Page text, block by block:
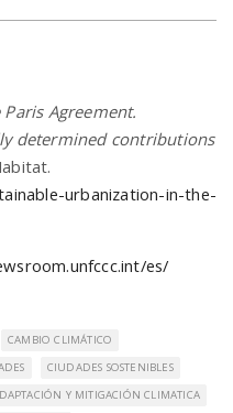
Agreement.
determined contributions
urbanization-in-the-
es/
CAMBIO CLIMÁTICO
CIUDADES SOSTENIBLES
Y MITIGACIÓN CLIMATICA